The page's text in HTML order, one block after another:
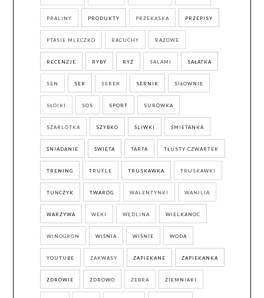
PRALINY PRODUKTY PRZEKĄSKA PRZEPISY
PTASIE MLECZKO RACUCHY RAZOWE
RECENZJE RYBY RYŻ SALAMI SAŁATKA
SEN SER SEREK SERNIK SIŁOWNIE
SŁOIKI SOS SPORT SURÓWKA
SZARLOTKA SZYBKO ŚLIWKI ŚMIETANKA
ŚNIADANIE ŚWIĘTA TARTA TŁUSTY CZWARTEK
TRENING TRUFLE TRUSKAWKA TRUSKAWKI
TUŃCZYK TWARÓG WALENTYNKI WANILIA
WARZYWA WEKI WĘDLINA WIELKANOC
WINOGRON WIŚNIA WIŚNIE WODA
YOUTUBE ZAKWASY ZAPIEKANE ZAPIEKANKA
ZDROWIE ZDROWO ZEBRA ZIEMNIAKI